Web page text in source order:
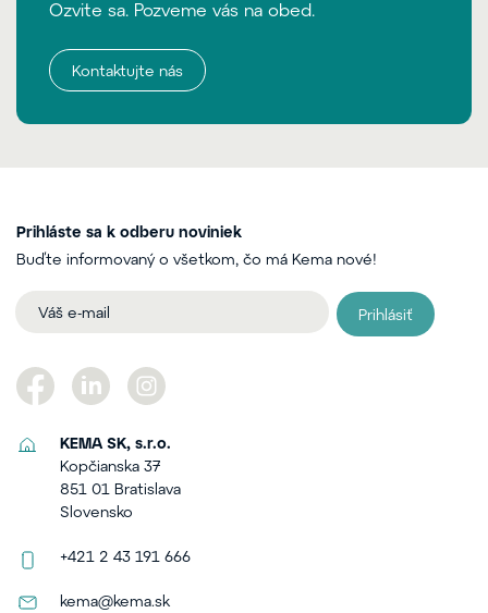
Ozvite sa. Pozveme vás na obed.
Kontaktujte nás
Prihláste sa k odberu noviniek
Buďte informovaný o všetkom, čo má Kema nové!
Prihlásiť
KEMA SK, s.r.o.
Kopčianska 37
851 01 Bratislava
Slovensko
+421 2 43 191 666
kema@kema.sk